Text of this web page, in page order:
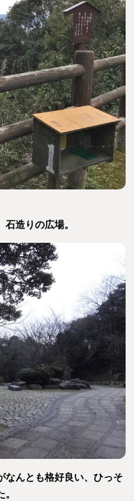
造りの広場。
なんとも格好良い、ひっそ